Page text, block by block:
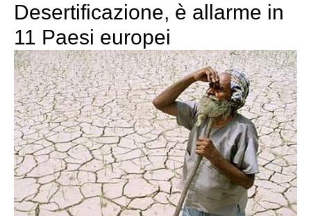
Desertificazione, è allarme in
11 Paesi europei